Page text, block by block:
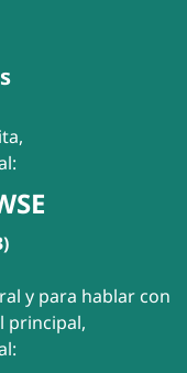
y para hablar con
principal,